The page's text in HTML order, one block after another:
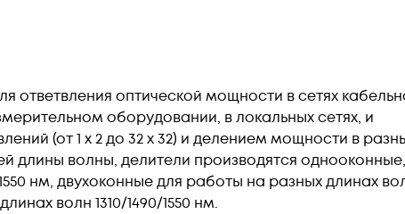
оптической мощности в сетях
оборудовании, в локальных сетях, и
(от 1 х 2 до 32 х 32) и делением мощности в
длины волны, делители производятся однооконные,
нм, двухоконные для работы на разных длинах
волн 1310/1490/1550 нм.